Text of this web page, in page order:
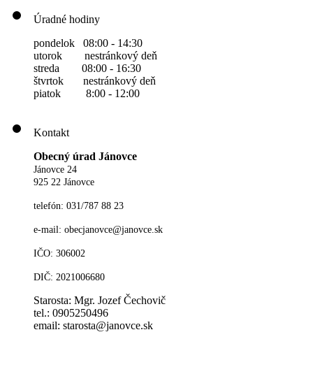
Úradné hodiny
pondelok 08:00 - 14:30
utorok nestránkový deň
streda 08:00 - 16:30
štvrtok nestránkový deň
piatok 8:00 - 12:00
Kontakt
Obecný úrad Jánovce
Jánovce 24
925 22 Jánovce
telefón: 031/787 88 23
e-mail: obecjanovce@janovce.sk
IČO: 306002
DIČ: 2021006680
Starosta: Mgr. Jozef Čechovič
tel.: 0905250496
email: starosta@janovce.sk